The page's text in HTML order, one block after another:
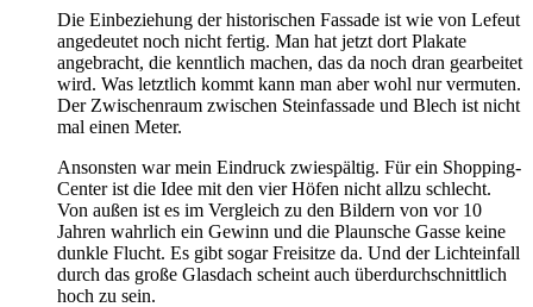
Die Einbeziehung der historischen Fassade ist wie von Lefeut
angedeutet noch nicht fertig. Man hat jetzt dort Plakate
angebracht, die kenntlich machen, das da noch dran gearbeitet
wird. Was letztlich kommt kann man aber wohl nur vermuten.
Der Zwischenraum zwischen Steinfassade und Blech ist nicht
mal einen Meter.
Ansonsten war mein Eindruck zwiespältig. Für ein Shopping-
Center ist die Idee mit den vier Höfen nicht allzu schlecht.
Von außen ist es im Vergleich zu den Bildern von vor 10
Jahren wahrlich ein Gewinn und die Plaunsche Gasse keine
dunkle Flucht. Es gibt sogar Freisitze da. Und der Lichteinfall
durch das große Glasdach scheint auch überdurchschnittlich
hoch zu sein.